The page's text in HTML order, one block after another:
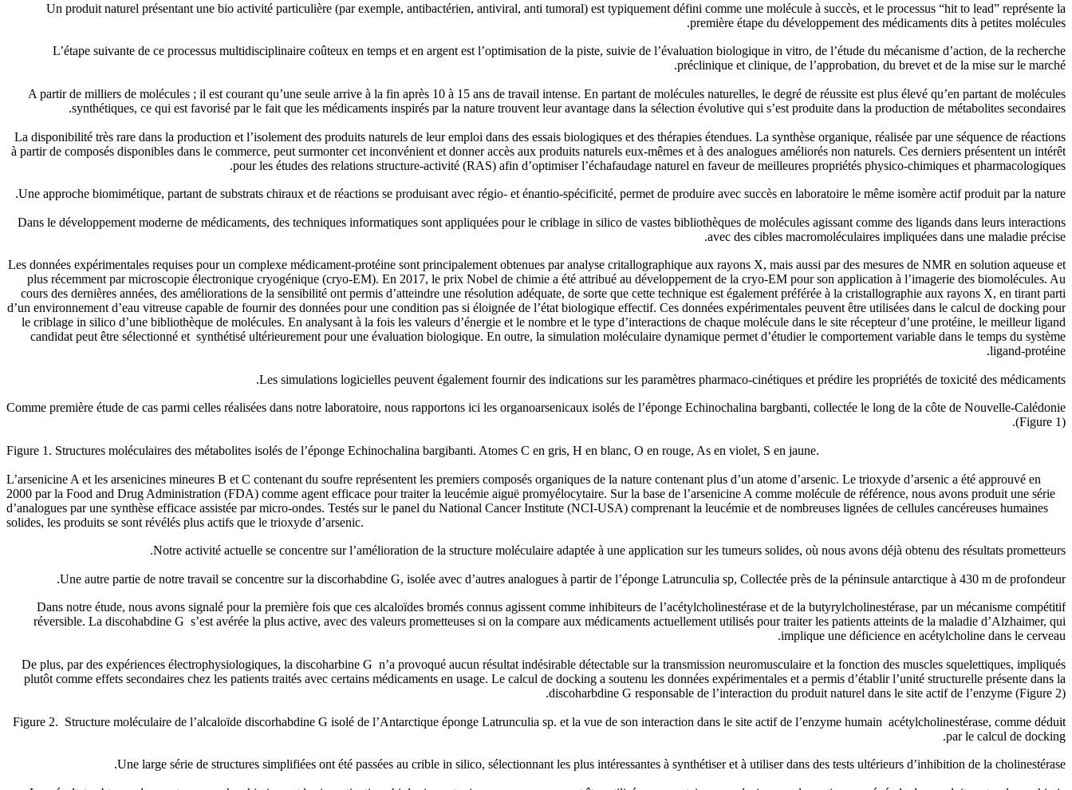
Un produit naturel présentant une bio activité particulière (par exemple, antibactérien, antiviral, anti tumoral) est typiquement défini comme une molécule à succès, et le processus “hit to lead” représente la
première étape du développement des médicaments dits à petites molécules.
L’étape suivante de ce processus multidisciplinaire coûteux en temps et en argent est l’optimisation de la piste, suivie de l’évaluation biologique in vitro, de l’étude du mécanisme d’action, de la recherche
préclinique et clinique, de l’approbation, du brevet et de la mise sur le marché.
A partir de milliers de molécules ; il est courant qu’une seule arrive à la fin après 10 à 15 ans de travail intense. En partant de molécules naturelles, le degré de réussite est plus élevé qu’en partant de molécules
synthétiques, ce qui est favorisé par le fait que les médicaments inspirés par la nature trouvent leur avantage dans la sélection évolutive qui s’est produite dans la production de métabolites secondaires.
La disponibilité très rare dans la production et l’isolement des produits naturels de leur emploi dans des essais biologiques et des thérapies étendues. La synthèse organique, réalisée par une séquence de réactions
à partir de composés disponibles dans le commerce, peut surmonter cet inconvénient et donner accès aux produits naturels eux-mêmes et à des analogues améliorés non naturels. Ces derniers présentent un intérêt
pour les études des relations structure-activité (RAS) afin d’optimiser l’échafaudage naturel en faveur de meilleures propriétés physico-chimiques et pharmacologiques.
Une approche biomimétique, partant de substrats chiraux et de réactions se produisant avec régio- et énantio-spécificité, permet de produire avec succès en laboratoire le même isomère actif produit par la nature.
Dans le développement moderne de médicaments, des techniques informatiques sont appliquées pour le criblage in silico de vastes bibliothèques de molécules agissant comme des ligands dans leurs interactions
avec des cibles macromoléculaires impliquées dans une maladie précise.
Les données expérimentales requises pour un complexe médicament-protéine sont principalement obtenues par analyse critallographique aux rayons X, mais aussi par des mesures de NMR en solution aqueuse et
plus récemment par microscopie électronique cryogénique (cryo-EM). En 2017, le prix Nobel de chimie a été attribué au développement de la cryo-EM pour son application à l’imagerie des biomolécules. Au
cours des dernières années, des améliorations de la sensibilité ont permis d’atteindre une résolution adéquate, de sorte que cette technique est également préférée à la cristallographie aux rayons X, en tirant parti
d’un environnement d’eau vitreuse capable de fournir des données pour une condition pas si éloignée de l’état biologique effectif. Ces données expérimentales peuvent être utilisées dans le calcul de docking pour
le criblage in silico d’une bibliothèque de molécules. En analysant à la fois les valeurs d’énergie et le nombre et le type d’interactions de chaque molécule dans le site récepteur d’une protéine, le meilleur ligand
candidat peut être sélectionné et synthétisé ultérieurement pour une évaluation biologique. En outre, la simulation moléculaire dynamique permet d’étudier le comportement variable dans le temps du système
ligand-protéine.
Les simulations logicielles peuvent également fournir des indications sur les paramètres pharmaco-cinétiques et prédire les propriétés de toxicité des médicaments.
Comme première étude de cas parmi celles réalisées dans notre laboratoire, nous rapportons ici les organoarsenicaux isolés de l’éponge Echinochalina bargbanti, collectée le long de la côte de Nouvelle-Calédonie
(Figure 1).
Figure 1. Structures moléculaires des métabolites isolés de l’éponge Echinochalina bargibanti. Atomes C en gris, H en blanc, O en rouge, As en violet, S en jaune.
L’arsenicine A et les arsenicines mineures B et C contenant du soufre représentent les premiers composés organiques de la nature contenant plus d’un atome d’arsenic. Le trioxyde d’arsenic a été approuvé en
2000 par la Food and Drug Administration (FDA) comme agent efficace pour traiter la leucémie aiguë promyélocytaire. Sur la base de l’arsenicine A comme molécule de référence, nous avons produit une série
d’analogues par une synthèse efficace assistée par micro-ondes. Testés sur le panel du National Cancer Institute (NCI-USA) comprenant la leucémie et de nombreuses lignées de cellules cancéreuses humaines
solides, les produits se sont révélés plus actifs que le trioxyde d’arsenic.
Notre activité actuelle se concentre sur l’amélioration de la structure moléculaire adaptée à une application sur les tumeurs solides, où nous avons déjà obtenu des résultats prometteurs.
Une autre partie de notre travail se concentre sur la discorhabdine G, isolée avec d’autres analogues à partir de l’éponge Latrunculia sp, Collectée près de la péninsule antarctique à 430 m de profondeur.
Dans notre étude, nous avons signalé pour la première fois que ces alcaloïdes bromés connus agissent comme inhibiteurs de l’acétylcholinestérase et de la butyrylcholinestérase, par un mécanisme compétitif
réversible. La discohabdine G s’est avérée la plus active, avec des valeurs prometteuses si on la compare aux médicaments actuellement utilisés pour traiter les patients atteints de la maladie d’Alzhaimer, qui
implique une déficience en acétylcholine dans le cerveau.
De plus, par des expériences électrophysiologiques, la discoharbine G n’a provoqué aucun résultat indésirable détectable sur la transmission neuromusculaire et la fonction des muscles squelettiques, impliqués
plutôt comme effets secondaires chez les patients traités avec certains médicaments en usage. Le calcul de docking a soutenu les données expérimentales et a permis d’établir l’unité structurelle présente dans la
discoharbdine G responsable de l’interaction du produit naturel dans le site actif de l’enzyme (Figure 2).
Figure 2. Structure moléculaire de l’alcaloïde discorhabdine G isolé de l’Antarctique éponge Latrunculia sp. et la vue de son interaction dans le site actif de l’enzyme humain acétylcholinestérase, comme déduit
par le calcul de docking.
Une large série de structures simplifiées ont été passées au crible in silico, sélectionnant les plus intéressantes à synthétiser et à utiliser dans des tests ultérieurs d’inhibition de la cholinestérase.